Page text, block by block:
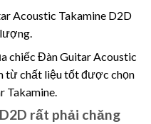
Acoustic Takamine D2D
chiếc Đàn Guitar Acoustic
từ chất liệu tốt được chọn
Takamine.
rất phải chăng